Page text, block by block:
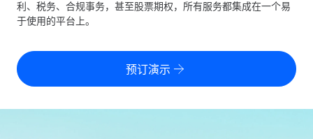
全球薪资管理
轻松运行合规薪资
零实体成本实现全球扩张
覆盖全球
美国各州浏览器
资源
工具与计算器
误分类风险计算工具
定价
中文（简体）
利、税务、合规事务，甚至股票期权，所有服务都集成在一个易
于使用的平台上。
预订演示